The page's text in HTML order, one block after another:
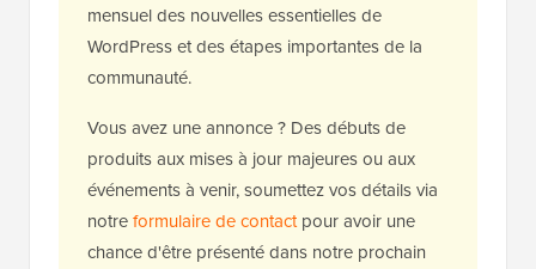
mensuel des nouvelles essentielles de
WordPress et des étapes importantes de la
communauté.
Vous avez une annonce ? Des débuts de
produits aux mises à jour majeures ou aux
événements à venir, soumettez vos détails via
notreformulaire de contactpour avoir une
chance d'être présenté dans notre prochain